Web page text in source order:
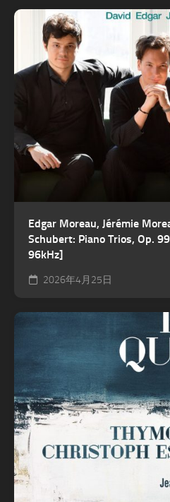
Edgar Moreau, Jérémie
Schubert: Piano Trios, Op.
96kHz]
2026年4月25日